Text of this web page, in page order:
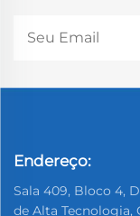
Endereço:
Sala 409, Bloco 4,
de Alta Tecnologia,